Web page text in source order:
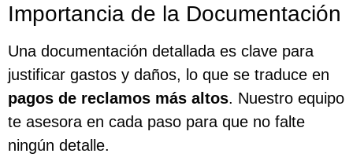
Importancia de la Documentación
Una documentación detallada es clave para
justificar gastos y daños, lo que se traduce en
pagos de reclamos más altos. Nuestro equipo
te asesora en cada paso para que no falte
ningún detalle.